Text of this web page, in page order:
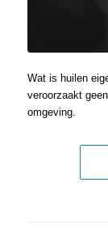
Wat is huilen
veroorzaakt
omgeving.